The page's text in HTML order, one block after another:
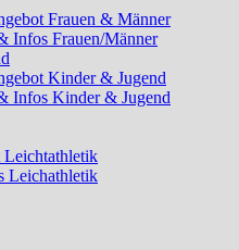
Frauen & Männer
Infos Frauen/Männer
Kinder & Jugend
Infos Kinder & Jugend
Leichtathletik
Leichathletik